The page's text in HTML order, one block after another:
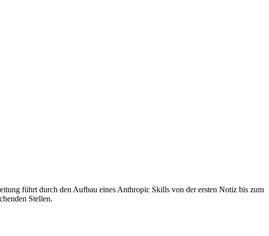
führt durch den Aufbau eines Anthropic Skills von der ersten Notiz bis zum
Stellen.